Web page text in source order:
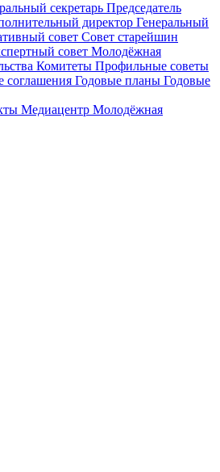
секретарь Председатель
директор Генеральный
совет Совет старейшин
совет Молодёжная
Комитеты Профильные советы
соглашения Годовые планы Годовые
Медиацентр Молодёжная